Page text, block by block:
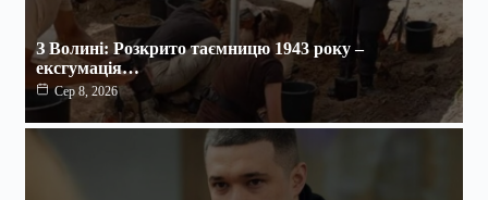
З Волині: Розкрито таємницю 1943 року –
ексгумація…
Сер 8, 2026